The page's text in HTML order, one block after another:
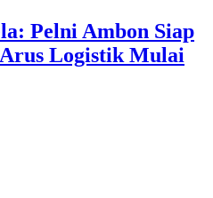
Pelni Ambon Siap
Logistik Mulai